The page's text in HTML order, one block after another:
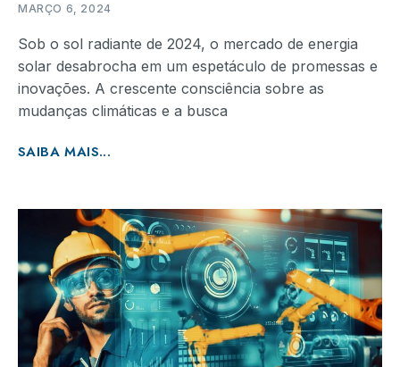
MARÇO 6, 2024
Sob o sol radiante de 2024, o mercado de energia
solar desabrocha em um espetáculo de promessas e
inovações. A crescente consciência sobre as
mudanças climáticas e a busca
SAIBA MAIS...